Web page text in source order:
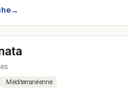
→
Méditerranéenne